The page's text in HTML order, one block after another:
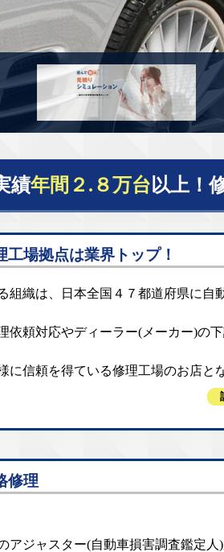
績年間２.８万台 以上！
工場拠点は業界トップ！
組織は、日本全国４７都道府県に自
依頼対応やディーラー(メーカー)の
に信頼を得ている修理工場のお店と
修理
アジャスター(自動車損害調査鑑定人